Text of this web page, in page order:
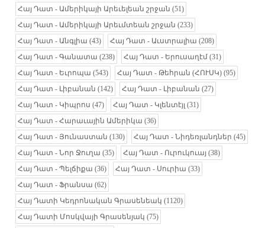
Հայ Դատ - Ամերիկայի Արեւելեան շրջան (51)
Հայ Դատ - Ամերիկայի Արեւմտեան շրջան (233)
Հայ Դատ - Անգլիա (43) Հայ Դատ - Աւստրալիա (208)
Հայ Դատ - Գանատա (238) Հայ Դատ - Երուսաղէմ (31)
Հայ Դատ - Եւրոպա (543) Հայ Դատ - Թեհրան (ՀՈՒՍԿ) (95)
Հայ Դատ - Լիբանան (142) Հայ Դատ - Լիբանան (27)
Հայ Դատ - Կիպրոս (47) Հայ Դատ - Կլենտէյլ (31)
Հայ Դատ - Հարաւային Ամերիկա (36)
Հայ Դատ - Յունաստան (130) Հայ Դատ - Նիդեռլանդներ (45)
Հայ Դատ - Նոր Ջուղա (35) Հայ Դատ - Ուրուկուայ (38)
Հայ Դատ - Պելճիքա (36) Հայ Դատ - Սուրիա (33)
Հայ Դատ - Ֆրանսա (62)
Հայ Դատի Կեդրոնական Գրասենեակ (1120)
Հայ Դատի Մոսկվայի Գրասենյակ (75)